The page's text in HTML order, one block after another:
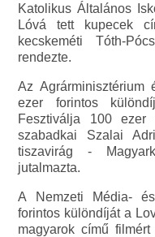
Katolikus Általános
Lóvá tett kupecek
kecskeméti Tóth-
rendezte.
Az Agrárminisztérium
ezer forintos
Fesztiválja 100
szabadkai Szalai
tiszavirág -
jutalmazta.
A Nemzeti Média-
forintos különdíját a
magyarok című